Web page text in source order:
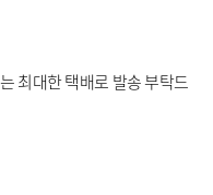
최대한 택배로 발송 부탁드